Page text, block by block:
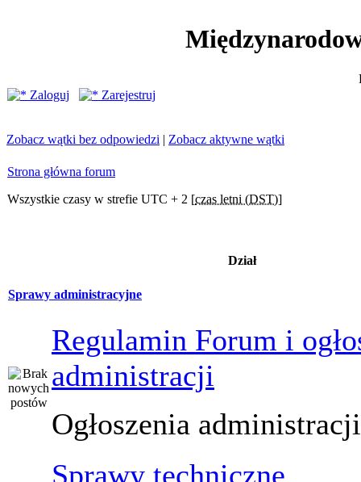
Zaloguj
Zarejestruj
Zobacz wątki bez odpowiedzi | Zobacz aktywne wątki
Strona główna forum
Wszystkie czasy w strefie UTC + 2 [czas letni (DST)]
Dział
Sprawy administracyjne
Regulamin Forum i
administracji
Ogłoszenia
Sprawy techniczne